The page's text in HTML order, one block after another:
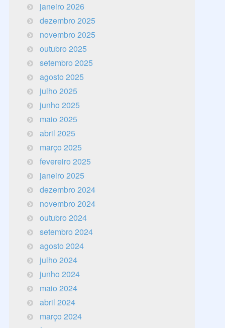
janeiro 2026
dezembro 2025
novembro 2025
outubro 2025
setembro 2025
agosto 2025
julho 2025
junho 2025
maio 2025
abril 2025
março 2025
fevereiro 2025
janeiro 2025
dezembro 2024
novembro 2024
outubro 2024
setembro 2024
agosto 2024
julho 2024
junho 2024
maio 2024
abril 2024
março 2024